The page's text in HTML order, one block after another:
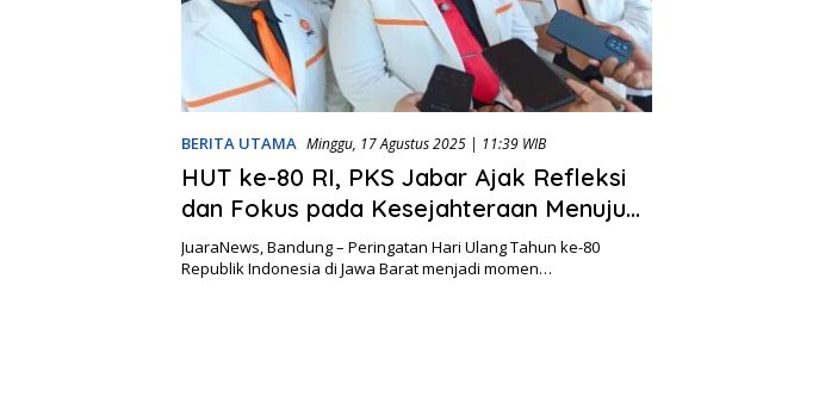
BERITA UTAMA Minggu, 17 Agustus 2025 | 11:39 WIB
HUT ke-80 RI, PKS Jabar Ajak Refleksi
dan Fokus pada Kesejahteraan Menuju
Indonesia Emas 2045
JuaraNews, Bandung – Peringatan Hari Ulang Tahun ke-80
Republik Indonesia di Jawa Barat menjadi momen…